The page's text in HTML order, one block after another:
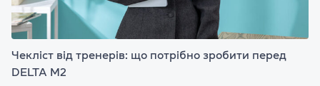
Чекліст від тренерів: що потрібно зробити перед
DELTA M2